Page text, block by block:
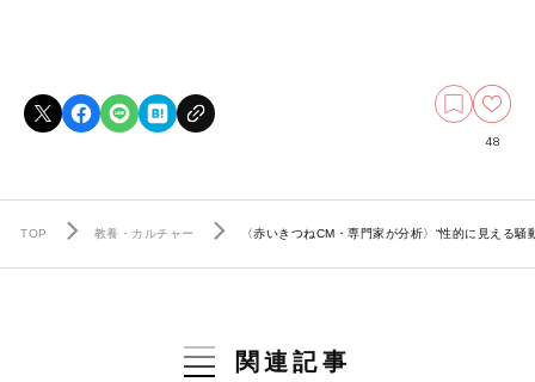
48
TOP 教養・カルチャー 〈赤いきつねCM・専門家が分析〉“性的に見える
関連記事